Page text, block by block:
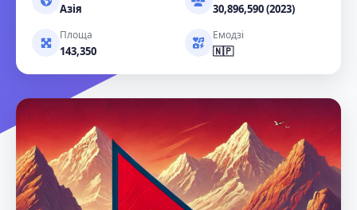
Азія 30,896,590 (2023)
Площа
143,350
Емодзі
🇳🇵